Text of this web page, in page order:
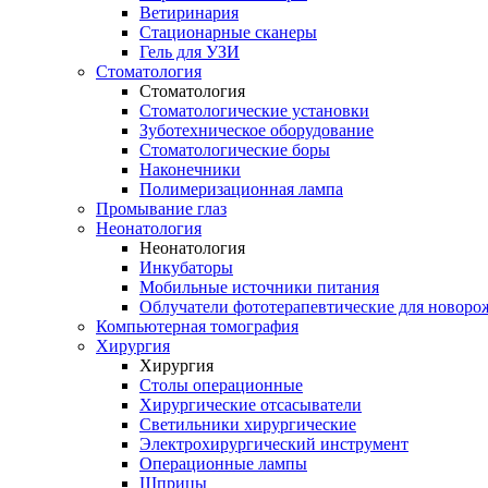
Ветиринария
Стационарные сканеры
Гель для УЗИ
Стоматология
Стоматология
Стоматологические установки
Зуботехническое оборудование
Стоматологические боры
Наконечники
Полимеризационная лампа
Промывание глаз
Неонатология
Неонатология
Инкубаторы
Мобильные источники питания
Облучатели фототерапевтические для
Компьютерная томография
Хирургия
Хирургия
Столы операционные
Хирургические отсасыватели
Светильники хирургические
Электрохирургический инструмент
Операционные лампы
Шприцы